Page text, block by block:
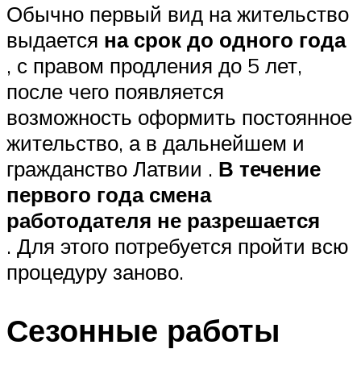
Обычно первый вид на жительство
выдается на срок до одного года
, с правом продления до 5 лет,
после чего появляется
возможность оформить постоянное
жительство, а в дальнейшем и
гражданство Латвии . В течение
первого года смена
работодателя не разрешается
. Для этого потребуется пройти всю
процедуру заново.
Сезонные работы